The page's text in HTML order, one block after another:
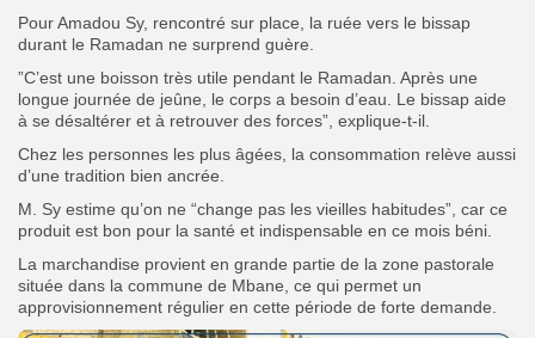
Pour Amadou Sy, rencontré sur place, la ruée vers le bissap
durant le Ramadan ne surprend guère.
”C’est une boisson très utile pendant le Ramadan. Après une
longue journée de jeûne, le corps a besoin d’eau. Le bissap aide
à se désaltérer et à retrouver des forces”, explique-t-il.
Chez les personnes les plus âgées, la consommation relève aussi
d’une tradition bien ancrée.
M. Sy estime qu’on ne “change pas les vieilles habitudes”, car ce
produit est bon pour la santé et indispensable en ce mois béni.
La marchandise provient en grande partie de la zone pastorale
située dans la commune de Mbane, ce qui permet un
approvisionnement régulier en cette période de forte demande.